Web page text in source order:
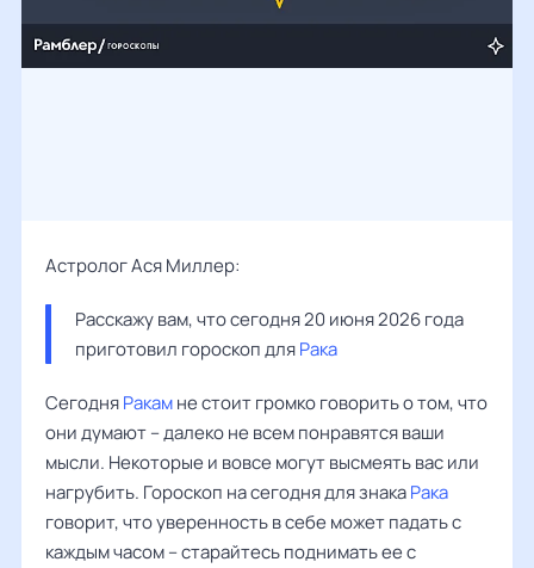
Астролог Ася Миллер:
Расскажу вам, что сегодня 20 июня 2026 года
приготовил гороскоп для Рака
СегодняРакамне стоит громко говорить о том, что
они думают – далеко не всем понравятся ваши
мысли. Некоторые и вовсе могут высмеять вас или
нагрубить. Гороскоп на сегодня для знакаРака
говорит, что уверенность в себе может падать с
каждым часом – старайтесь поднимать ее с